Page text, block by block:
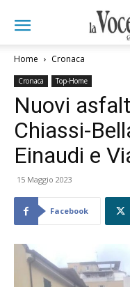
Home Cronaca
Cronaca Top-Home
Nuovi
Chiassi-
Einaudi e
15 Maggio 2023
Facebook